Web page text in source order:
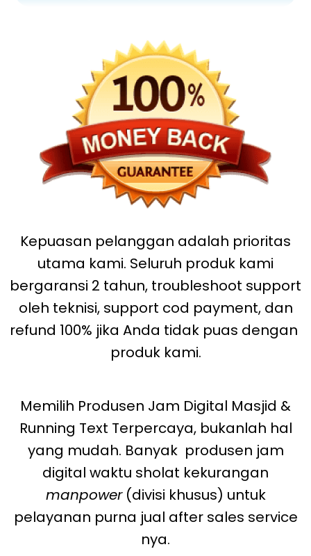
Kepuasan pelanggan adalah prioritas
utama kami. Seluruh produk kami
bergaransi 2 tahun, troubleshoot support
oleh teknisi, support cod payment, dan
refund 100% jika Anda tidak puas dengan
produk kami.
Memilih Produsen Jam Digital Masjid &
Running Text Terpercaya, bukanlah hal
yang mudah. Banyak produsen jam
digital waktu sholat kekurangan
manpower(divisi khusus) untuk
pelayanan purna jual after sales service
nya.